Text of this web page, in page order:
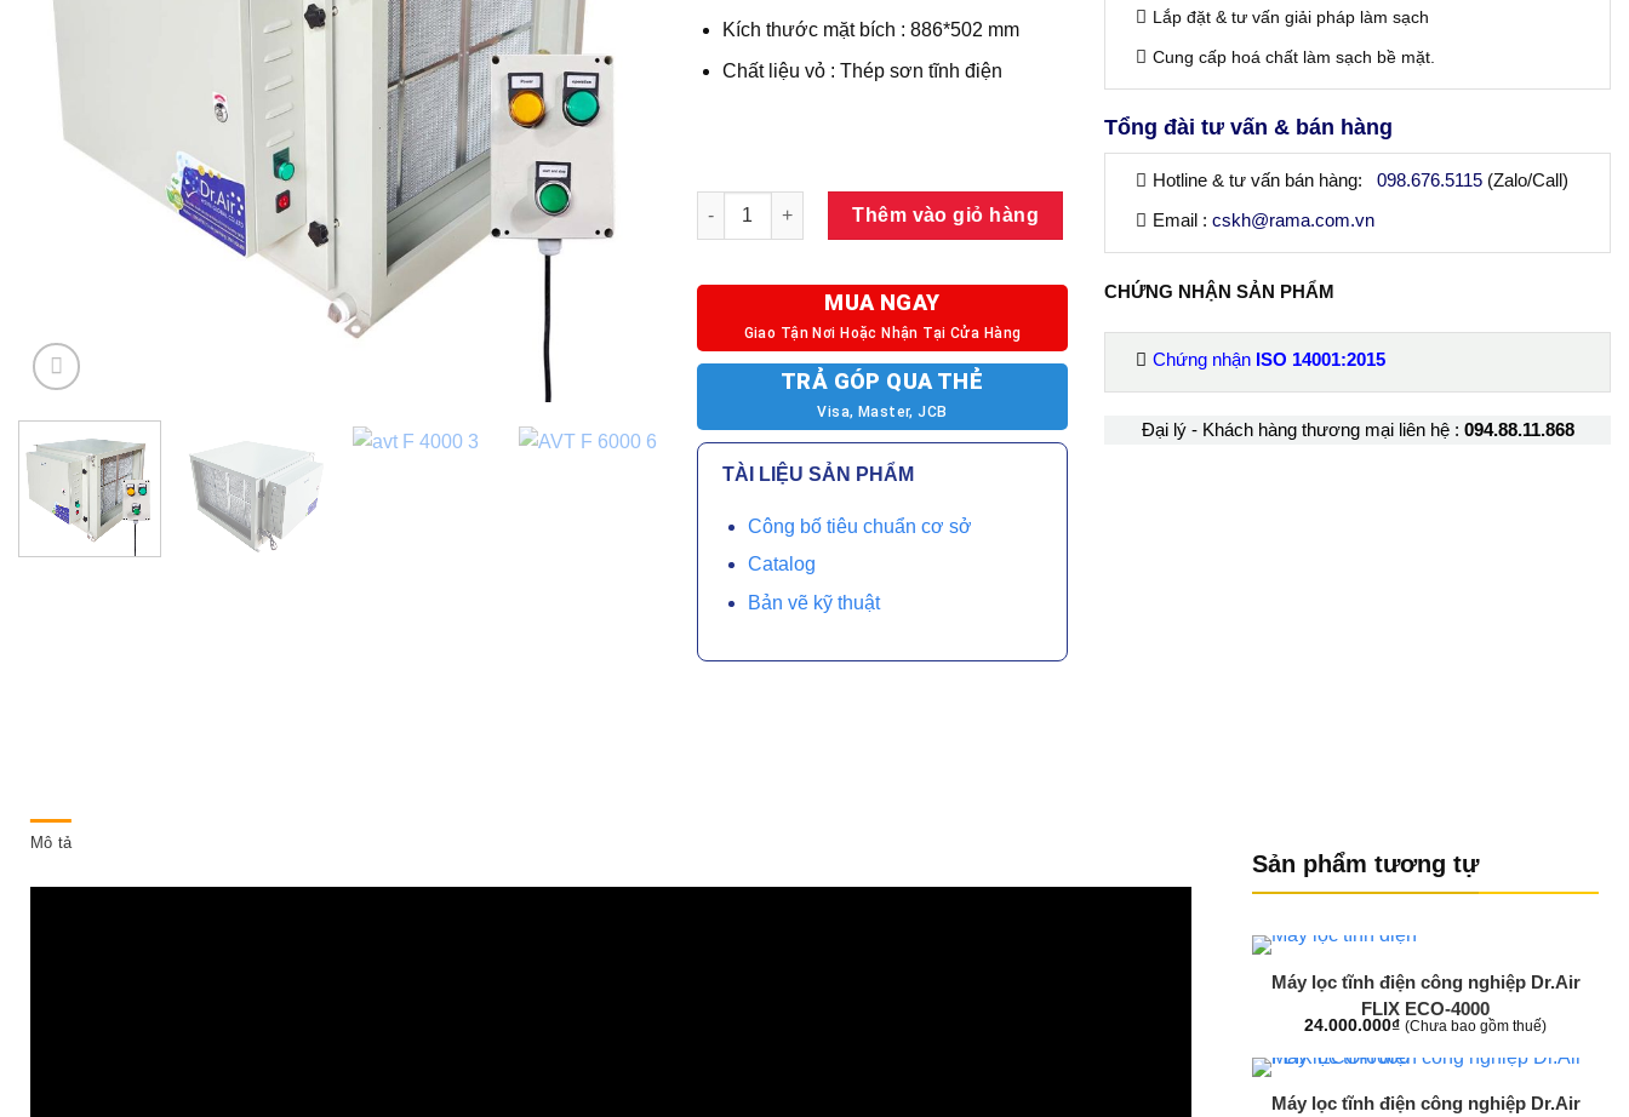
Kích thước mặt bích : 886*502 mm
Chất liệu vỏ : Thép sơn tĩnh điện
Máy lọc tĩnh điện xử lý khí thải CO Dr.Air Titan MAX-10000 số lượng
Thêm vào giỏ hàng
MUA NGAY
Giao Tận Nơi Hoặc Nhận Tại Cửa Hàng
TRẢ GÓP QUA THẺ
Visa, Master, JCB
TÀI LIỆU SẢN PHẨM
Công bố tiêu chuẩn cơ sở
Catalog
Bản vẽ kỹ thuật
Lắp đặt & tư vấn giải pháp làm sạch
Cung cấp hoá chất làm sạch bề mặt.
Tổng đài tư vấn & bán hàng
Hotline & tư vấn bán hàng: 098.676.5115(Zalo/Call)
Email : cskh@rama.com.vn
CHỨNG NHẬN SẢN PHẨM
Chứng nhận ISO 14001:2015
Đại lý - Khách hàng thương mại liên hệ : 094.88.11.868
Mô tả
Sản phẩm tương tự
Máy lọc tĩnh điện công nghiệp Dr.Air
FLIX ECO-4000
24.000.000₫ (Chưa bao gồm thuế)
Máy lọc tĩnh điện công nghiệp Dr.Air